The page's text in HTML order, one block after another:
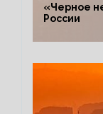
«Черное
России